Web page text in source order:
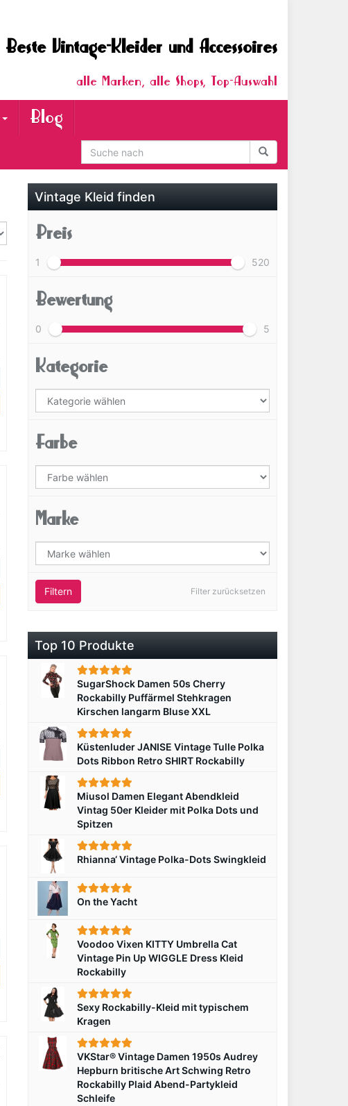
Beste Vintage-Kleider und Accessoires
alle Marken, alle Shops, Top-Auswahl
Blog
Vintage Kleid finden
Preis
1 520
Bewertung
0 5
Kategorie
Farbe
Marke
Filter zurücksetzen
Filtern
Top 10 Produkte
SugarShock Damen 50s Cherry
Rockabilly Puffärmel Stehkragen
Kirschen langarm Bluse XXL
Küstenluder JANISE Vintage Tulle Polka
Dots Ribbon Retro SHIRT Rockabilly
Miusol Damen Elegant Abendkleid
Vintag 50er Kleider mit Polka Dots und
Spitzen
Rhianna‘ Vintage Polka-Dots Swingkleid
On the Yacht
Voodoo Vixen KITTY Umbrella Cat
Vintage Pin Up WIGGLE Dress Kleid
Rockabilly
Sexy Rockabilly-Kleid mit typischem
Kragen
VKStar® Vintage Damen 1950s Audrey
Hepburn britische Art Schwing Retro
Rockabilly Plaid Abend-Partykleid
Schleife